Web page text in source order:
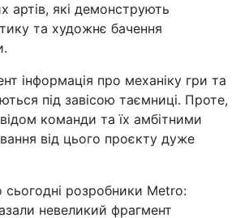
артів, які демонструють
та художнє бачення
інформація про механіку гри та
під завісою таємниці. Проте,
команди та їх амбітними
від цього проєкту дуже
розробники Metro:
невеликий фрагмент